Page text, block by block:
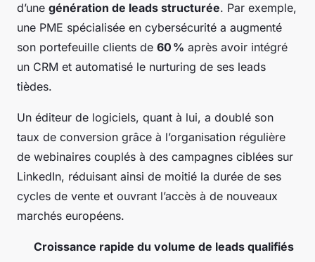
d’une génération de leads structurée. Par exemple,
une PME spécialisée en cybersécurité a augmenté
son portefeuille clients de 60 % après avoir intégré
un CRM et automatisé le nurturing de ses leads
tièdes.
Un éditeur de logiciels, quant à lui, a doublé son
taux de conversion grâce à l’organisation régulière
de webinaires couplés à des campagnes ciblées sur
LinkedIn, réduisant ainsi de moitié la durée de ses
cycles de vente et ouvrant l’accès à de nouveaux
marchés européens.
Croissance rapide du volume de leads qualifiés